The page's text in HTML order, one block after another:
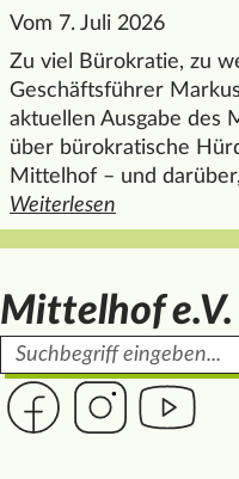
Vom 7. Juli 2026
Zu viel Bürokratie, zu
Geschäftsführer
aktuellen Ausgabe des
über bürokratische
Mittelhof – und
Weiterlesen
den ganzen Artikel "Eine
Mittelhof e.V.
Suchbegriff
Link zur Seite des
Link zur Seite
Link zur